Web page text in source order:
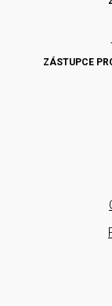
ZÁSTUPCE